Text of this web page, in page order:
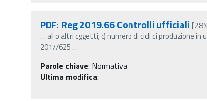
PDF: Reg 2019.66 Controlli ufficiali
… ali o altri oggetti; c) numero di cicli di produzione
2017/625…
Parole chiave: Normativa
Ultima modifica: